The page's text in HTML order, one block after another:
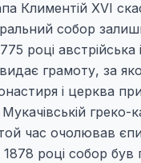
Климентій XVI
собор
році австрійська
видає грамоту, за
і церква
греко-
той час очолював
році собор був